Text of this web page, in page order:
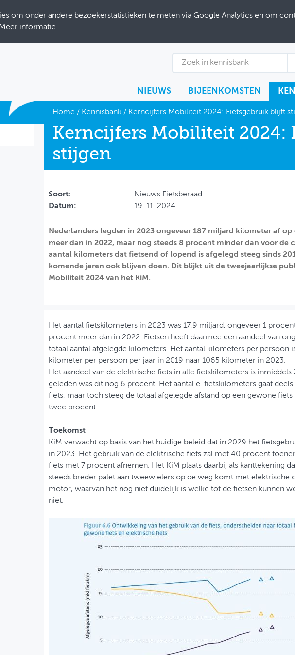
om onder andere bezoekerstatistieken te meten via Google Analytics en om
Meer informatie
Zoek in kennisbank
NIEUWS BIJEENKOMSTEN
Home / Kennisbank/ Kerncijfers Mobiliteit 2024: Fietsgebruik blijft
Kerncijfers Mobiliteit 2024:
stijgen
Soort:
Nieuws Fietsberaad
Datum:
19-11-2024
Nederlanders legden in 2023 ongeveer 187 miljard kilometer af
meer dan in 2022, maar nog steeds 8 procent minder dan voor de
aantal kilometers dat fietsend of lopend is afgelegd steeg sinds
komende jaren ook blijven doen. Dit blijkt uit de tweejaarlijkse
Mobiliteit 2024 van het KiM.
Het aantal fietskilometers in 2023 was 17,9 miljard, ongeveer 1
procent meer dan in 2022. Fietsen heeft daarmee een aandeel van
totaal aantal afgelegde kilometers. Het aantal kilometers per persoon
kilometer per persoon per jaar in 2019 naar 1065 kilometer in 2023.
Het aandeel van de elektrische fiets in alle fietskilometers is inmiddels
geleden was dit nog 6 procent. Het aantal e-fietskilometers gaat
fiets, maar toch steeg de totaal afgelegde afstand op een gewone
twee procent.
Toekomst
KiM verwacht op basis van het huidige beleid dat in 2029 het
in 2023. Het gebruik van de elektrische fiets zal met 40 procent
fiets met 7 procent afnemen. Het KiM plaats daarbij als kanttekening
steeds breder palet aan tweewielers op de weg komt met elektrische
motor, waarvan het nog niet duidelijk is welke tot de fietsen kunnen
niet.